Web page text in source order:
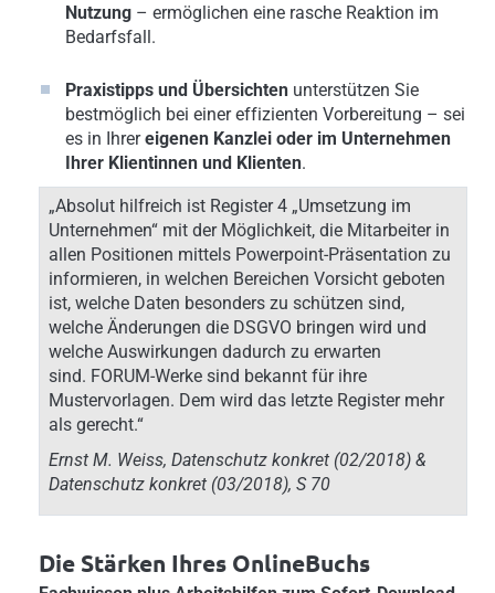
Nutzung – ermöglichen eine rasche Reaktion im
Bedarfsfall.
Praxistipps und Übersichten unterstützen Sie
bestmöglich bei einer effizienten Vorbereitung – sei
es in Ihrereigenen Kanzlei oder im Unternehmen
Ihrer Klientinnen und Klienten.
„Absolut hilfreich ist Register 4 „Umsetzung im
Unternehmen“ mit der Möglichkeit, die Mitarbeiter in
allen Positionen mittels Powerpoint-Präsentation zu
informieren, in welchen Bereichen Vorsicht geboten
ist, welche Daten besonders zu schützen sind,
welche Änderungen die DSGVO bringen wird und
welche Auswirkungen dadurch zu erwarten
sind. FORUM-Werke sind bekannt für ihre
Mustervorlagen. Dem wird das letzte Register mehr
als gerecht.“
Ernst M. Weiss, Datenschutz konkret (02/2018) &
Datenschutz konkret (03/2018), S 70
Die Stärken Ihres OnlineBuchs